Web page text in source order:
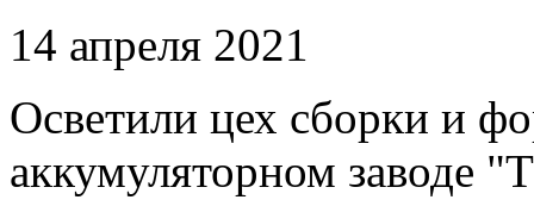
14 апреля 2021
Осветили цех сборки и
аккумуляторном заводе